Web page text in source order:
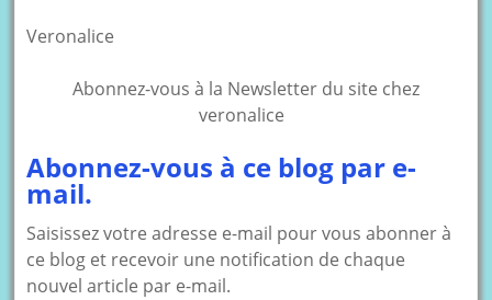
Veronalice
Abonnez-vous à la Newsletter du site chez
veronalice
Abonnez-vous à ce blog par e-
mail.
Saisissez votre adresse e-mail pour vous abonner à
ce blog et recevoir une notification de chaque
nouvel article par e-mail.